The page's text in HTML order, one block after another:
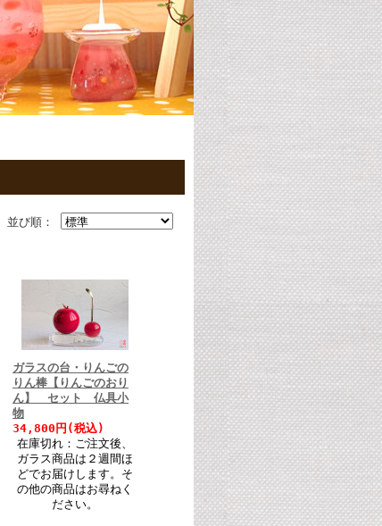
並び順：
ガラスの台・りんごの
りん棒【りんごのおり
ん】 セット 仏具小
物
34,800円(税込)
在庫切れ：ご注文後、
ガラス商品は２週間ほ
どでお届けします。そ
の他の商品はお尋ねく
ださい。